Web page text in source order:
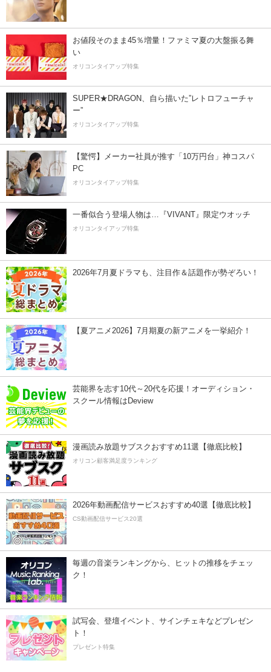
お値段そのまま45％増量！ファミマ夏の大盤振る舞
い
オリコンタイアップ特集
SUPER★DRAGON、自ら描いた”レトロフューチャ
ー”
オリコンタイアップ特集
【驚愕】メーカー社員が推す「10万円台」神コスパ
PC
オリコンタイアップ特集
一番似合う登場人物は…『VIVANT』限定ウオッチ
オリコンタイアップ特集
2026年7月夏ドラマも、注目作＆話題作が勢ぞろい！
【夏アニメ2026】7月期夏の新アニメを一挙紹介！
芸能界を志す10代～20代を応援！オーディション・
スクール情報はDeview
漫画読み放題サブスクおすすめ11選【徹底比較】
オリコン顧客満足度ランキング
2026年動画配信サービスおすすめ40選【徹底比較】
CS動画配信サービス20選
毎週の音楽ランキングから、ヒットの推移をチェッ
ク！
試写会、登壇イベント、サインチェキなどプレゼン
ト！
プレゼント特集